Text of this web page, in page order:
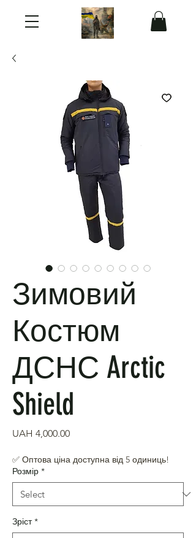
Зимовий
Костюм
ДСНС Arctic
Shield
UAH 4,000.00Price
✅ Оптова ціна доступна від 5 одиниць!
Розмір *
Зріст *